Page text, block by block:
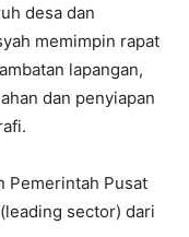
desa dan
memimpin rapat
lapangan,
dan penyiapan
Pemerintah Pusat
sector) dari